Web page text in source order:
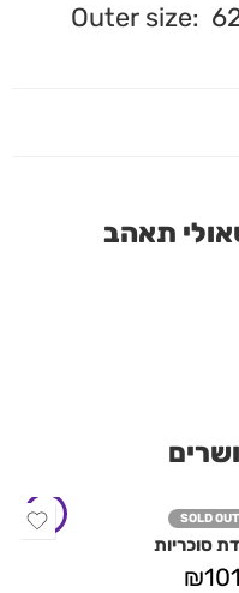
Outer size:
תאהב
SOLD OUT
סוכריות
₪